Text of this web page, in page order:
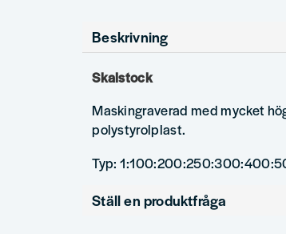
Beskrivning
Skalstock
Maskingraverad med mycket
polystyrolplast.
Typ:
Ställ en produktfråga